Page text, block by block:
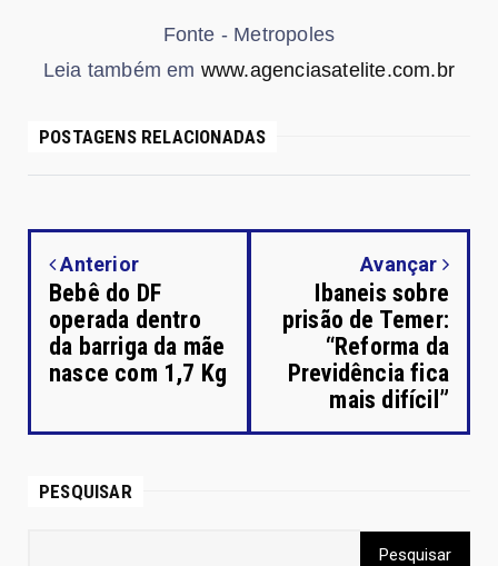
Fonte - Metropoles
Leia também em www.agenciasatelite.com.br
POSTAGENS RELACIONADAS
Anterior
Bebê do DF
operada dentro
da barriga da mãe
nasce com 1,7 Kg
Avançar
Ibaneis sobre
prisão de Temer:
“Reforma da
Previdência fica
mais difícil”
PESQUISAR